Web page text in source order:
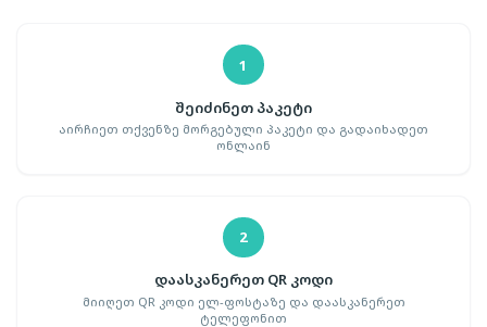
1
შეიძინეთ პაკეტი
აირჩიეთ თქვენზე მორგებული პაკეტი და გადაიხადეთ
ონლაინ
2
დაასკანერეთ QR კოდი
მიიღეთ QR კოდი ელ-ფოსტაზე და დაასკანერეთ
ტელეფონით